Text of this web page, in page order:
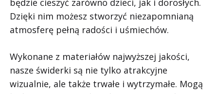
będzie cieszyć zarówno dzieci, jak i dorosłych.
Dzięki nim możesz stworzyć niezapomnianą
atmosferę pełną radości i uśmiechów.
Wykonane z materiałów najwyższej jakości,
nasze świderki są nie tylko atrakcyjne
wizualnie, ale także trwałe i wytrzymałe. Mogą